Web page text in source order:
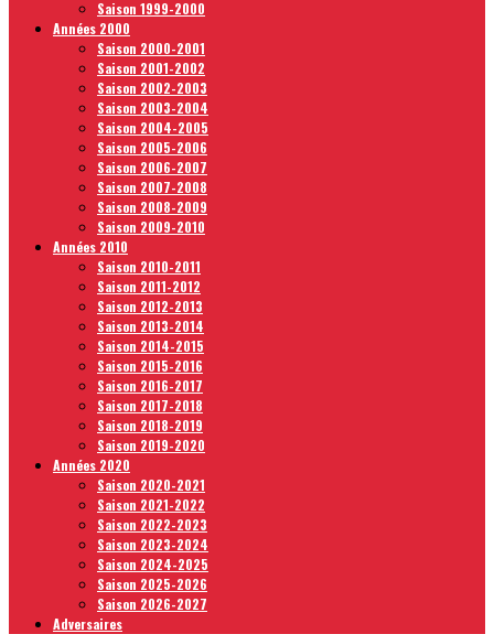
Saison 1999-2000
Années 2000
Saison 2000-2001
Saison 2001-2002
Saison 2002-2003
Saison 2003-2004
Saison 2004-2005
Saison 2005-2006
Saison 2006-2007
Saison 2007-2008
Saison 2008-2009
Saison 2009-2010
Années 2010
Saison 2010-2011
Saison 2011-2012
Saison 2012-2013
Saison 2013-2014
Saison 2014-2015
Saison 2015-2016
Saison 2016-2017
Saison 2017-2018
Saison 2018-2019
Saison 2019-2020
Années 2020
Saison 2020-2021
Saison 2021-2022
Saison 2022-2023
Saison 2023-2024
Saison 2024-2025
Saison 2025-2026
Saison 2026-2027
Adversaires